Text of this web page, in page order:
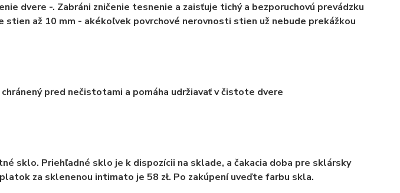
dvere -. Zabráni zničenie tesnenie a zaisťuje tichý a bezporuchovú prevádzku
stien až 10 mm - akékoľvek povrchové nerovnosti stien už nebude prekážkou
pred nečistotami a pomáha udržiavať v čistote dvere
sklo. Priehľadné sklo je k dispozícii na sklade, a čakacia doba pre sklársky
za sklenenou intimato je 58 zł. Po zakúpení uveďte farbu skla.